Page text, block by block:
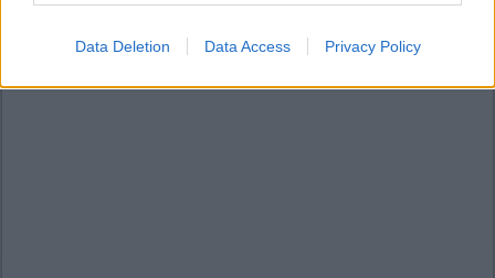
Data Deletion Data Access Privacy Policy